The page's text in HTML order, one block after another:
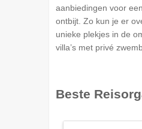
aanbiedingen voor
ontbijt. Zo kun je er
unieke plekjes in de
villa’s met privé
Beste